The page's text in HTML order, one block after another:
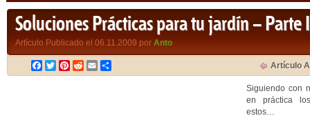
Soluciones Prácticas para tu jardín – Parte
Artículo Publicado el 06.11.2009 por Anto
Facebook
TwitterPinterest
RedditEmail Artículo
Siguiendo con
en práctica
estos…